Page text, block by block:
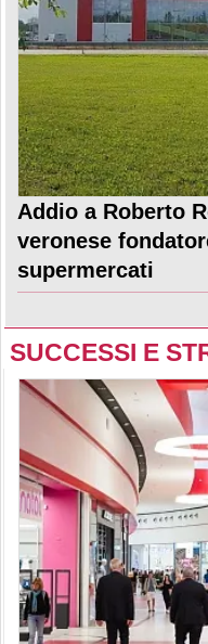
Addio a Roberto
veronese
supermercati
SUCCESSI E